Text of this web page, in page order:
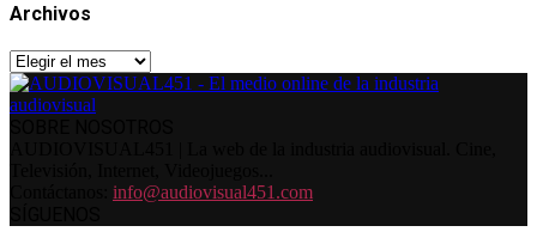
Archivos
Archivos
info@audiovisual451.com